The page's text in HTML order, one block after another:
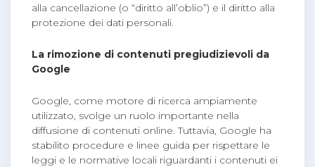
alla cancellazione (o “diritto all’oblio”) e il diritto alla
protezione dei dati personali.
La rimozione di contenuti pregiudizievoli da
Google
Google, come motore di ricerca ampiamente
utilizzato, svolge un ruolo importante nella
diffusione di contenuti online. Tuttavia, Google ha
stabilito procedure e linee guida per rispettare le
leggi e le normative locali riguardanti i contenuti ei